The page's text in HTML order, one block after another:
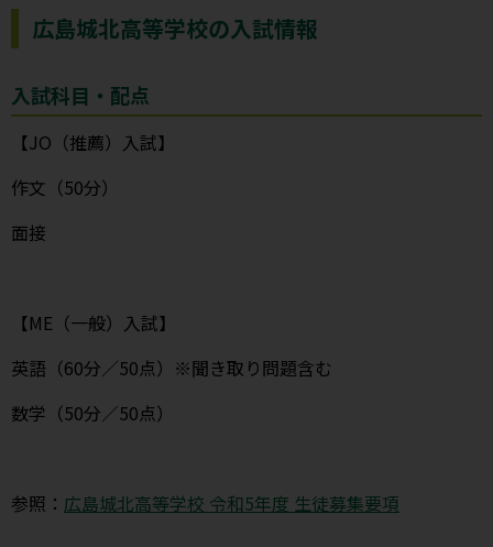
広島城北高等学校の入試情報
入試科目・配点
【JO（推薦）入試】
作文（50分）
面接
【ME（一般）入試】
英語（60分／50点）※聞き取り問題含む
数学（50分／50点）
参照： 広島城北高等学校 令和5年度 生徒募集要項